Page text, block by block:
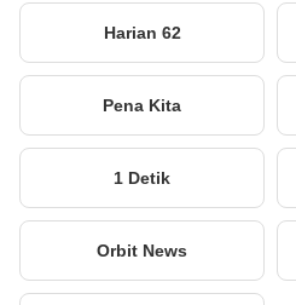
Harian 62
Pena Kita
1 Detik
Orbit News